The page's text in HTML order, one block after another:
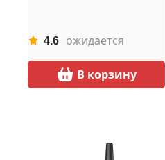
4.6 ожидается
В корзину